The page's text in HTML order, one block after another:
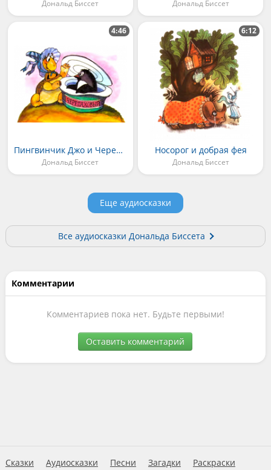
Дональд Биссет Дональд Биссет
Пингвинчик Джо и Черепашка Джейн
Дональд Биссет
4:46
Носорог и добрая фея
Дональд Биссет
6:12
Еще аудиосказки
Все аудиосказки Дональда Биссета
Комментарии
Комментариев пока нет. Будьте первыми!
Оставить комментарий
Сказки Аудиосказки Песни Загадки Раскраски